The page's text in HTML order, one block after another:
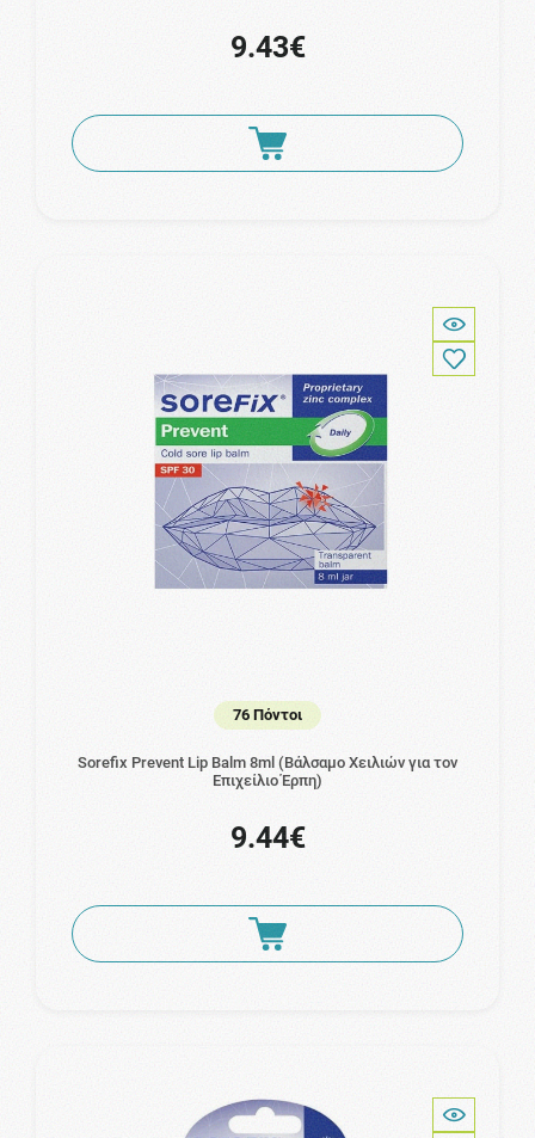
9.43€
76 Πόντοι
Sorefix Prevent Lip Balm 8ml (Βάλσαμο Χειλιών για τον
Επιχείλιο Έρπη)
9.44€